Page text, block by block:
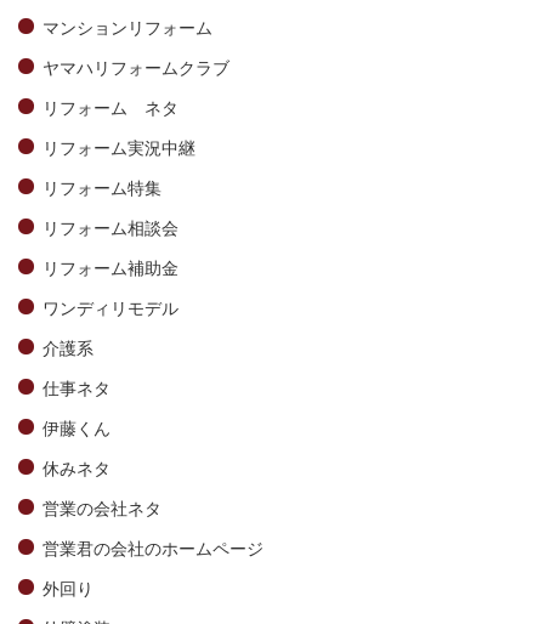
マンションリフォーム
ヤマハリフォームクラブ
リフォーム ネタ
リフォーム実況中継
リフォーム特集
リフォーム相談会
リフォーム補助金
ワンディリモデル
介護系
仕事ネタ
伊藤くん
休みネタ
営業の会社ネタ
営業君の会社のホームページ
外回り